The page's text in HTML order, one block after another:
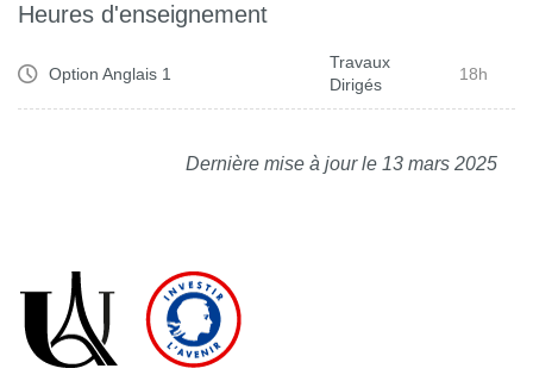
Heures d'enseignement
Option Anglais 1
Travaux
Dirigés
18h
Dernière mise à jour le 13 mars 2025